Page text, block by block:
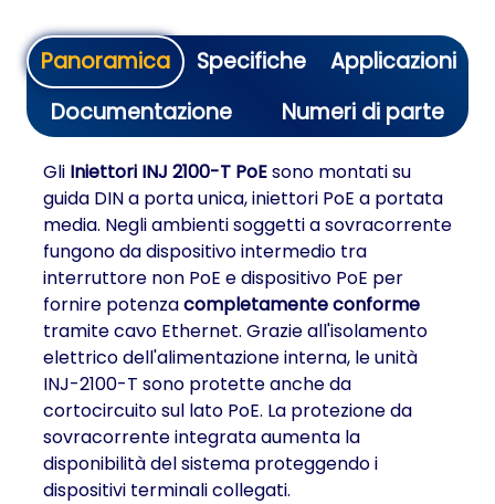
Panoramica Specifiche
Applicazioni
Documentazione
Numeri di parte
Gli Iniettori INJ 2100-T PoEsono montati su
guida DIN a porta unica, iniettori PoE a portata
media. Negli ambienti soggetti a sovracorrente
fungono da dispositivo intermedio tra
interruttore non PoE e dispositivo PoE per
fornire potenzacompletamente conforme
tramite cavo Ethernet. Grazie all'isolamento
elettrico dell'alimentazione interna, le unità
INJ-2100-T sono protette anche da
cortocircuito sul lato PoE. La protezione da
sovracorrente integrata aumenta la
disponibilità del sistema proteggendo i
dispositivi terminali collegati.